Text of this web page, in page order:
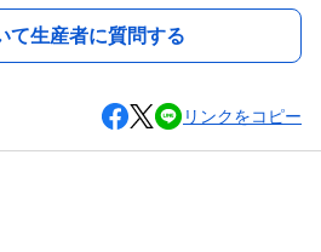
て生産者に質問する
リンクをコピー